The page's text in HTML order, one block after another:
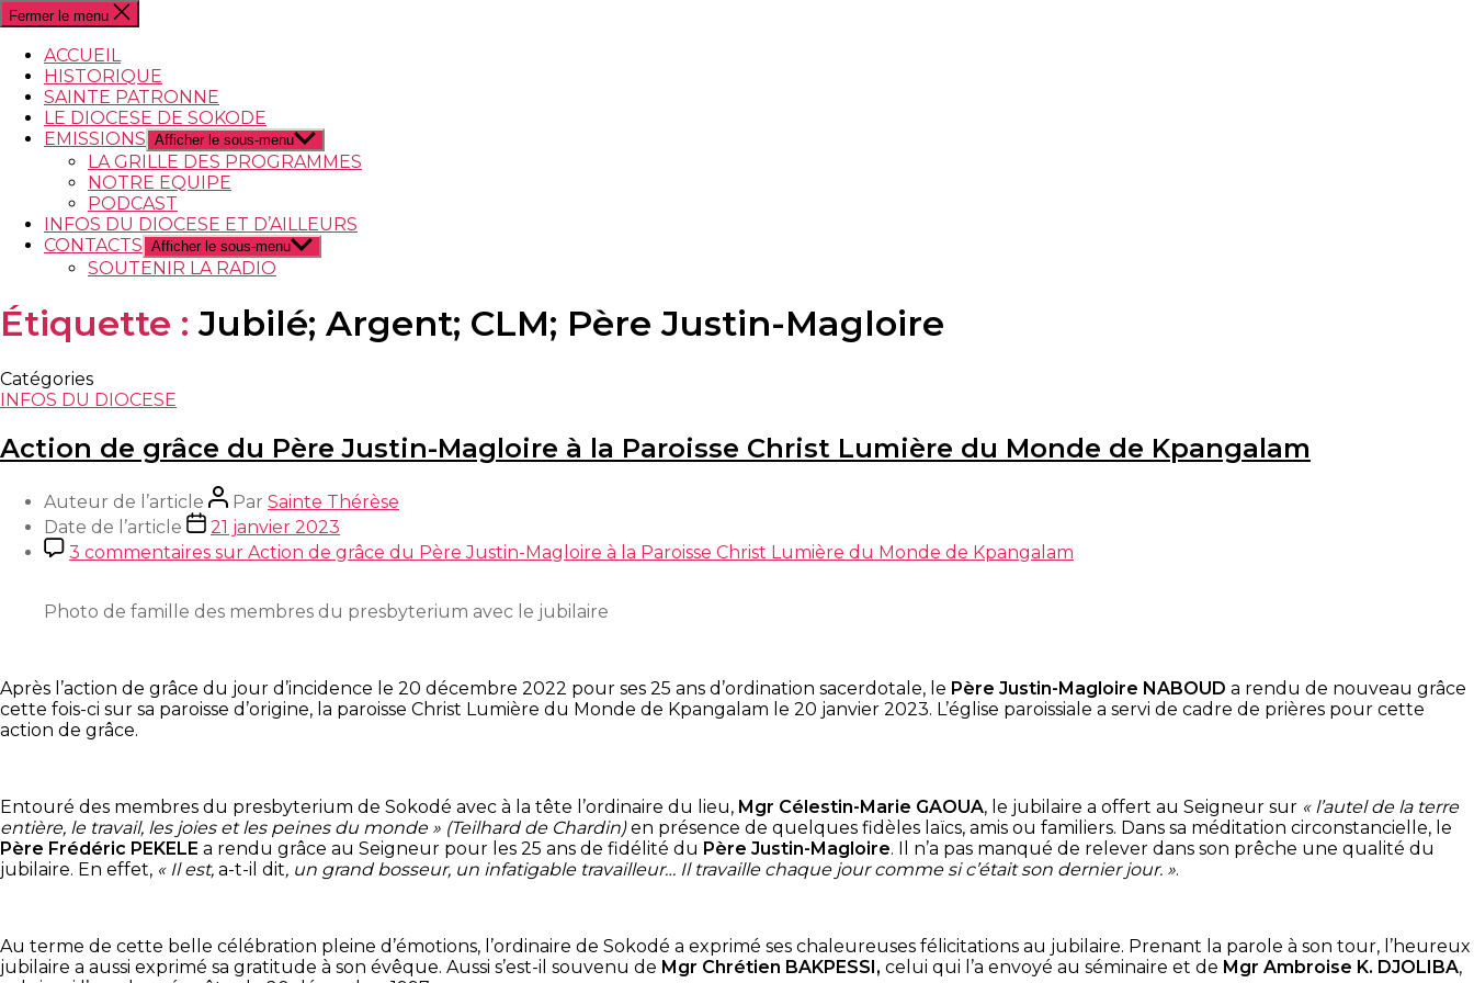
Fermer le menu
ACCUEIL
HISTORIQUE
SAINTE PATRONNE
LE DIOCESE DE SOKODE
EMISSIONS Afficher le sous-menu
LA GRILLE DES PROGRAMMES
NOTRE EQUIPE
PODCAST
INFOS DU DIOCESE ET D’AILLEURS
CONTACTS Afficher le sous-menu
SOUTENIR LA RADIO
Étiquette : Jubilé; Argent; CLM; Père Justin-Magloire
Catégories
INFOS DU DIOCESE
Action de grâce du Père Justin-Magloire à la Paroisse Christ Lumière du Monde de Kpangalam
Auteur de l’article Par Sainte Thérèse
Date de l’article
21 janvier 2023
3 commentaires sur Action de grâce du Père Justin-Magloire à la Paroisse Christ Lumière du Monde de Kpangalam
Photo de famille des membres du presbyterium avec le jubilaire
Après l’action de grâce du jour d’incidence le 20 décembre 2022 pour ses 25 ans d’ordination sacerdotale, le Père Justin-Magloire NABOUD a rendu de nouveau grâce
cette fois-ci sur sa paroisse d’origine, la paroisse Christ Lumière du Monde de Kpangalam le 20 janvier 2023. L’église paroissiale a servi de cadre de prières pour cette
action de grâce.
Entouré des membres du presbyterium de Sokodé avec à la tête l’ordinaire du lieu, Mgr Célestin-Marie GAOUA, le jubilaire a offert au Seigneur sur « l’autel de la terre
entière, le travail, les joies et les peines du monde » (Teilhard de Chardin)en présence de quelques fidèles laïcs, amis ou familiers. Dans sa méditation circonstancielle, le
Père Frédéric PEKELE a rendu grâce au Seigneur pour les 25 ans de fidélité du Père Justin-Magloire. Il n’a pas manqué de relever dans son prêche une qualité du
jubilaire. En effet, « Il est, a-t-il dit, un grand bosseur, un infatigable travailleur… Il travaille chaque jour comme si c’était son dernier jour. ».
Au terme de cette belle célébration pleine d’émotions, l’ordinaire de Sokodé a exprimé ses chaleureuses félicitations au jubilaire. Prenant la parole à son tour, l’heureux
jubilaire a aussi exprimé sa gratitude à son évêque. Aussi s’est-il souvenu de Mgr Chrétien BAKPESSI, celui qui l’a envoyé au séminaire et de Mgr Ambroise K. DJOLIBA,